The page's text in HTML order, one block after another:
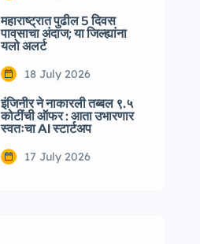
महाराष्ट्रात पुढील 5 दिवस
पावसाचा अंदाज; या जिल्ह्यांना
यलो अलर्ट
18 July 2026
इंजिनीर ने नाकारली तब्बल ९.५
कोटींची ऑफर : आता उभारणार
स्वतःचा AI स्टार्टअप
17 July 2026